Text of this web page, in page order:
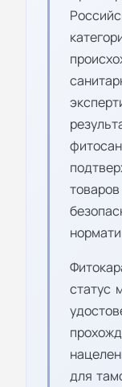
статус
для